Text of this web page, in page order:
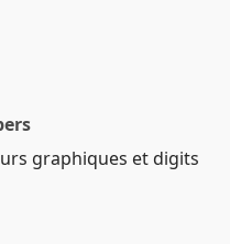
graphiques et digits